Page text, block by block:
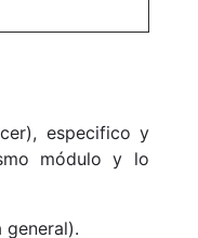
especifico y
módulo y lo